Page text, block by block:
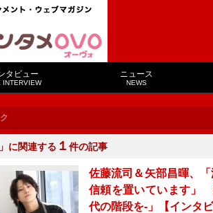
タビュー
INTERVIEW
ニュース
NEWS
」に関連する １ 件の記事
佐藤流司＆矢部昌暉、
信頼を置いています」
代の階段を-」【インタビ